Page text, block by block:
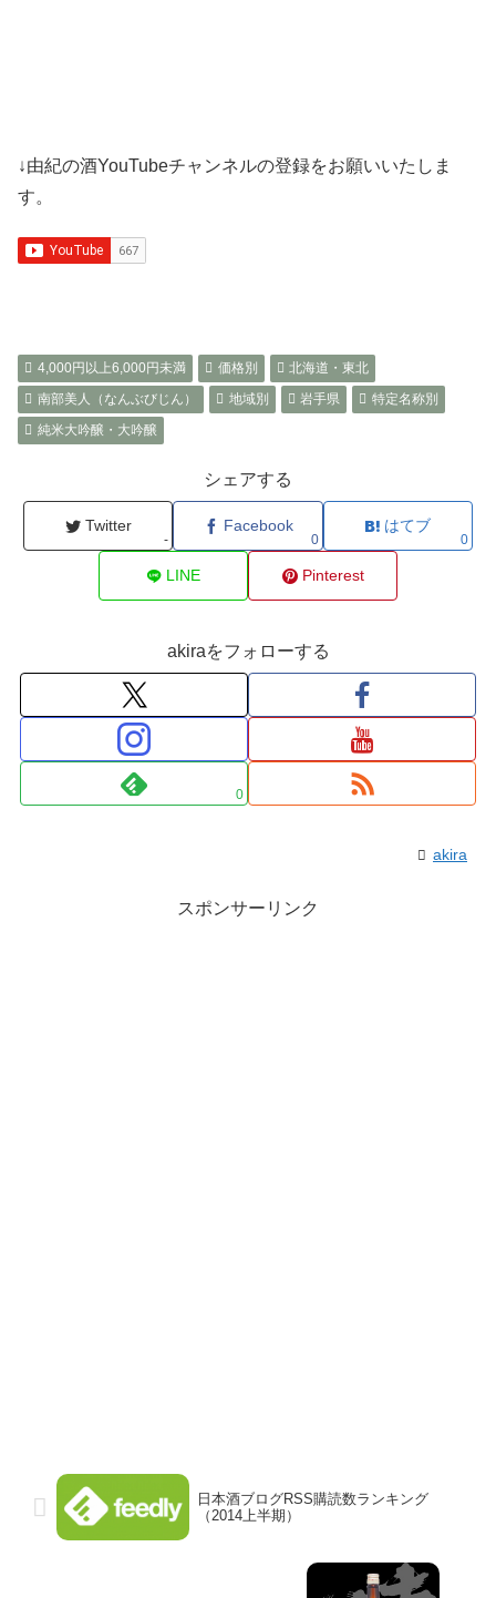
↓由紀の酒YouTubeチャンネルの登録をお願いいたしま
す。
4,000円以上6,000円未満 価格別
北海道・東北
南部美人（なんぶびじん）
地域別 岩手県
特定名称別
純米大吟醸・大吟醸
シェアする
Twitter
-
Facebook
0
はてブ
0
LINE Pinterest
akiraをフォローする
0
akira
スポンサーリンク
日本酒ブログRSS購読数ランキング
（2014上半期）